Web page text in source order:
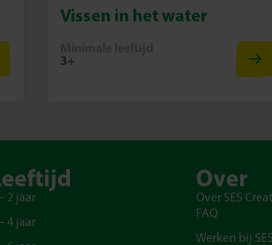
Vissen in het water
3+
2 jaar
4 jaar
Over
Over SES
FAQ
Werken bij